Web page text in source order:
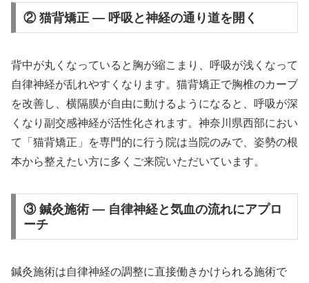
② 猫背矯正 — 呼吸と神経の通り道を開く
背中が丸くなっていると胸が縮こまり、呼吸が浅くなって
自律神経が乱れやすくなります。猫背矯正で胸椎のカーブ
を改善し、横隔膜が自由に動けるようになると、呼吸が深
くなり副交感神経が活性化されます。神奈川県西部におい
て「猫背矯正」を専門的に行う院は当院のみで、姿勢の根
本から整えたい方に多くご来院いただいています。
③ 鍼灸施術 — 自律神経と気血の流れにアプロ
ーチ
鍼灸施術は自律神経の調整に直接働きかけられる施術で